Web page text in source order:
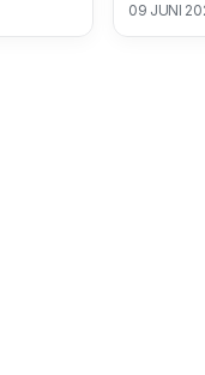
09 JUNI